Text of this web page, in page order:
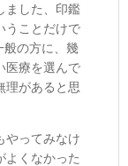
ました、印鑑
うことだけで
般の方に、幾
医療を選んで
理があると思
やってみなけ
よくなかった